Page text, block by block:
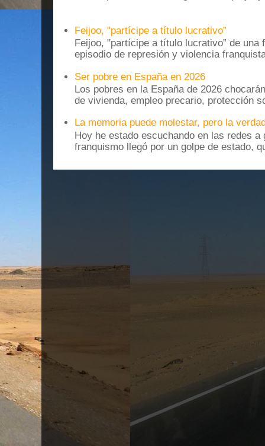
Feijoo, "partícipe a título lucrativo”
Feijoo, "partícipe a título lucrativo” de una
episodio de represión y violencia
Ser pobre en España en 2026
Los pobres en la España de 2026
de vivienda, empleo precario, protección
La memoria puede molestar, pero la
Hoy he estado escuchando en las redes a
franquismo llegó por un golpe de estado,